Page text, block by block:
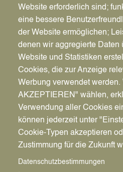
Pfadnavigation
Stadt | Rathaus | Familie
Vereine
Website erforderlich sind;
eine bessere
der Website ermöglichen;
denen wir aggregierte Daten
Website und Statistiken
Cookies, die zur Anzeige
Werbung verwendet
AKZEPTIEREN" wählen,
Verwendung aller Cookies
können jederzeit unter
Cookie-Typen akzeptieren
Zustimmung für die Zukunft
Datenschutzbestimmungen